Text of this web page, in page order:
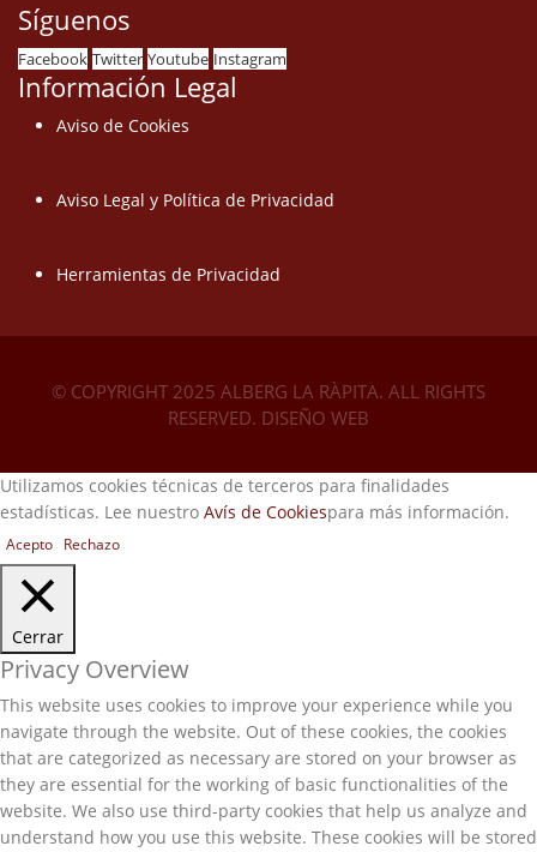
Síguenos
Facebook Twitter Youtube Instagram
Información Legal
Aviso de Cookies
Aviso Legal y Política de Privacidad
Herramientas de Privacidad
© COPYRIGHT 2025 ALBERG LA RÀPITA. ALL RIGHTS
RESERVED. DISEÑO WEB
Utilizamos cookies técnicas de terceros para finalidades
estadísticas. Lee nuestro Avís de Cookiespara más información.
Acepto Rechazo
Cerrar
Privacy Overview
This website uses cookies to improve your experience while you
navigate through the website. Out of these cookies, the cookies
that are categorized as necessary are stored on your browser as
they are essential for the working of basic functionalities of the
website. We also use third-party cookies that help us analyze and
understand how you use this website. These cookies will be stored